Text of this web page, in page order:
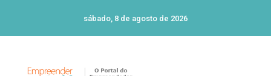
sábado, 8 de agosto de 2026